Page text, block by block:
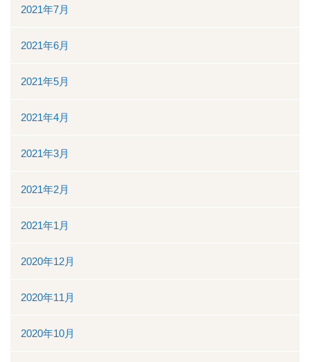
2021年7月
2021年6月
2021年5月
2021年4月
2021年3月
2021年2月
2021年1月
2020年12月
2020年11月
2020年10月